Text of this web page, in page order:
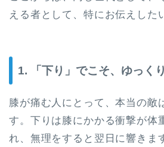
える者として、特にお伝えした
1. 「下り」でこそ、ゆっく
膝が痛む人にとって、本当の敵
す。下りは膝にかかる衝撃が体
れ、無理をすると翌日に響きま